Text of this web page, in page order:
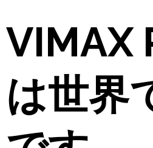
VIMAX
は世界